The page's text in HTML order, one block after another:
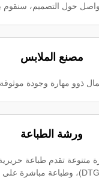
حول التصميم، سنقوم
مصنع الملابس
ذوو مهارة وجودة موثوقة
ورشة الطباعة
متنوعة تقدم طباعة